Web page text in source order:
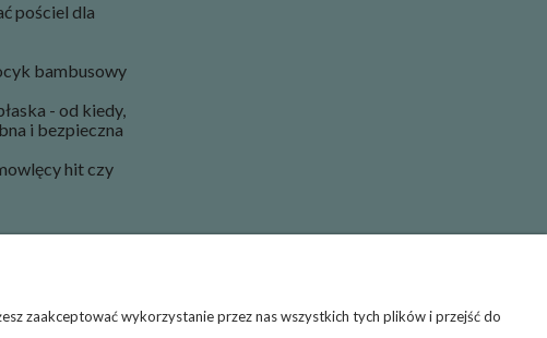
pościel dla
bambusowy
- od kiedy,
i bezpieczna
hit czy
zaakceptować wykorzystanie przez nas wszystkich tych plików i przejść do